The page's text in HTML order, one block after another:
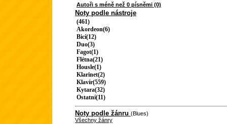
Autoři s méně než 0 písněmi (0)
Noty podle nástroje
(461)
Akordeon(6)
Bicí(12)
Duo(3)
Fagot(1)
Flétna(21)
Housle(1)
Klarinet(2)
Klavír(559)
Kytara(32)
Ostatní(11)
Noty podle žánru (Blues)
Všechny žánry